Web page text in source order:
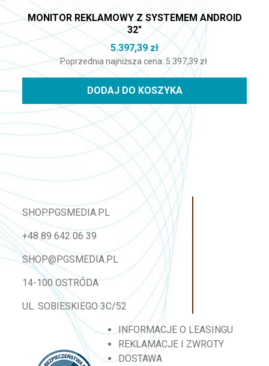
MONITOR REKLAMOWY Z SYSTEMEM ANDROID
32″
5.397,39zł
Poprzednia najniższa cena: 5.397,39 zł.
DODAJ DO KOSZYKA
SHOP.PGSMEDIA.PL
+48 89 642 06 39
SHOP@PGSMEDIA.PL
14-100 OSTRÓDA
UL. SOBIESKIEGO 3C/52
INFORMACJE O LEASINGU
REKLAMACJE I ZWROTY
DOSTAWA